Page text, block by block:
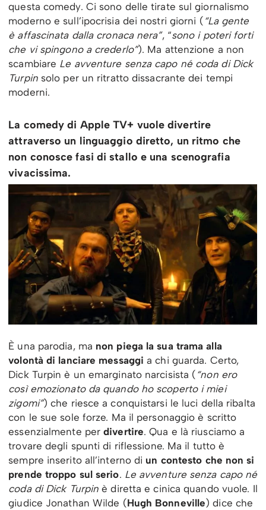
questa comedy. Ci sono delle tirate sul giornalismo
moderno e sull’ipocrisia dei nostri giorni ( “La gente
è affascinata dalla cronaca nera”, “sono i poteri forti
che vi spingono a crederlo”). Ma attenzione a non
scambiare Le avventure senza capo né coda di Dick
Turpinsolo per un ritratto dissacrante dei tempi
moderni.
La comedy di Apple TV+ vuole divertire
attraverso un linguaggio diretto, un ritmo che
non conosce fasi di stallo e una scenografia
vivacissima.
È una parodia, ma non piega la sua trama alla
volontà di lanciare messaggi a chi guarda. Certo,
Dick Turpin è un emarginato narcisista ( “non ero
così emozionato da quando ho scoperto i miei
zigomi”) che riesce a conquistarsi le luci della ribalta
con le sue sole forze. Ma il personaggio è scritto
essenzialmente perdivertire. Qua e là riusciamo a
trovare degli spunti di riflessione. Ma il tutto è
sempre inserito all’interno di un contesto che non si
prende troppo sul serio. Le avventure senza capo né
coda di Dick Turpin è diretta e cinica quando vuole. Il
giudice Jonathan Wilde (Hugh Bonneville) dice che